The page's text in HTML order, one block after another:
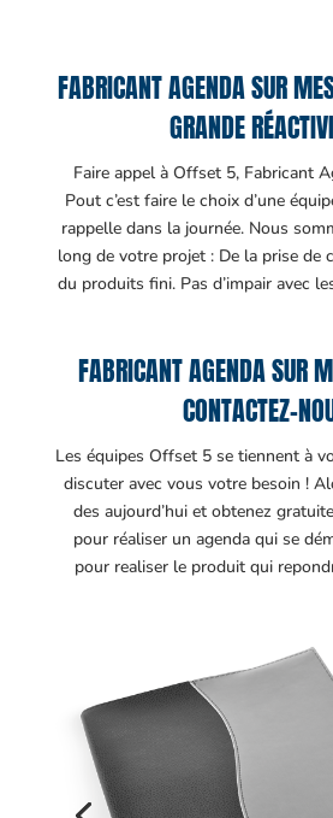
FABRICANT AGENDA SUR
GRANDE
Faire appel à Offset 5, Fabricant
Pout c’est faire le choix d’une
rappelle dans la journée. Nous
long de votre projet : De la prise de
du produits fini. Pas d’impair avec
FABRICANT AGENDA SUR
CONTACTEZ-
Les équipes Offset 5 se tiennent à
discuter avec vous votre besoin !
des aujourd’hui et obtenez
pour réaliser un agenda qui se
pour realiser le produit qui